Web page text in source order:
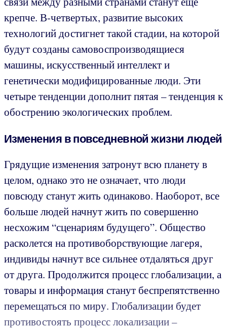
крепче. В-четвертых, развитие высоких
технологий достигнет такой стадии, на которой
будут созданы самовоспроизводящиеся
машины, искусственный интеллект и
генетически модифицированные люди. Эти
четыре тенденции дополнит пятая – тенденция к
обострению экологических проблем.
Изменения в повседневной жизни людей
Грядущие изменения затронут всю планету в
целом, однако это не означает, что люди
повсюду станут жить одинаково. Наоборот, все
больше людей начнут жить по совершенно
несхожим “сценариям будущего”. Общество
расколется на противоборствующие лагеря,
индивиды начнут все сильнее отдаляться друг
от друга. Продолжится процесс глобализации, а
товары и информация станут беспрепятственно
перемещаться по миру. Глобализации будет
противостоять процесс локализации –